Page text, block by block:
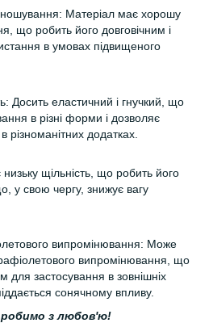
зношування: Матеріал має хорошу
що робить його довговічним і
в умовах підвищеного
Досить еластичний і гнучкий, що
в різні форми і дозволяє
різноманітних додатках.
щільність, що робить його
у свою чергу, знижує вагу
випромінювання: Може
випромінювання, що
для застосування в зовнішніх
сонячному впливу.
з любов'ю!